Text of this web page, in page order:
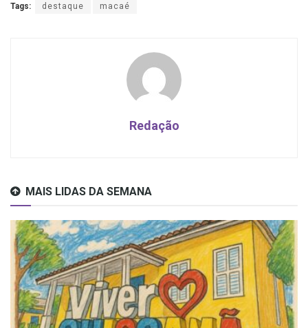
Tags: destaque macaé
Redação
MAIS LIDAS DA SEMANA